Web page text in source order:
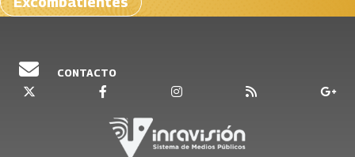
CONTACTO